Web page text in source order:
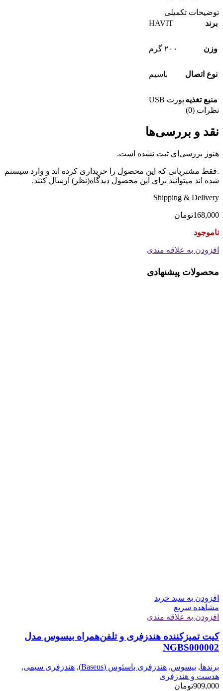
توضیحات تکمیلی
برند
HAVIT
وزن ۲۰۰ گرم
نوع اتصال باسیم
منبع تغذیه پورت USB
نظرات (0)
نقد و بررسی‌ها
هنوز بررسی‌ای ثبت نشده است.
.فقط مشتریانی که این محصول را خریداری کرده اند و وارد سیستم
شده اند میتوانند برای این محصول دیدگاه(نظر) ارسال کنند.
Shipping & Delivery
168,000تومان
ناموجود
افزودن به علاقه مندی
محصولات پیشنهادی
افزودن به سبد خرید
مشاهده سریع
افزودن به علاقه مندی
کیت تمیزکننده هندزفری و تلفن‌همراه بیسوس مدل
NGBS000002
برندها, بیسوس, هندزفری باسئوس (Baseus) , هندزفری سیمی,
هدست و هندزفری
909,000تومان